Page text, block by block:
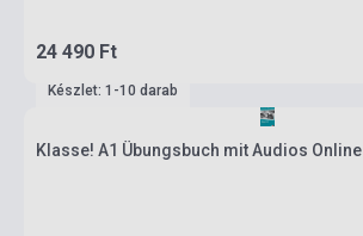
24 490 Ft
Készlet: 1-10 darab
Klasse! A1 Übungsbuch mit Audios Online